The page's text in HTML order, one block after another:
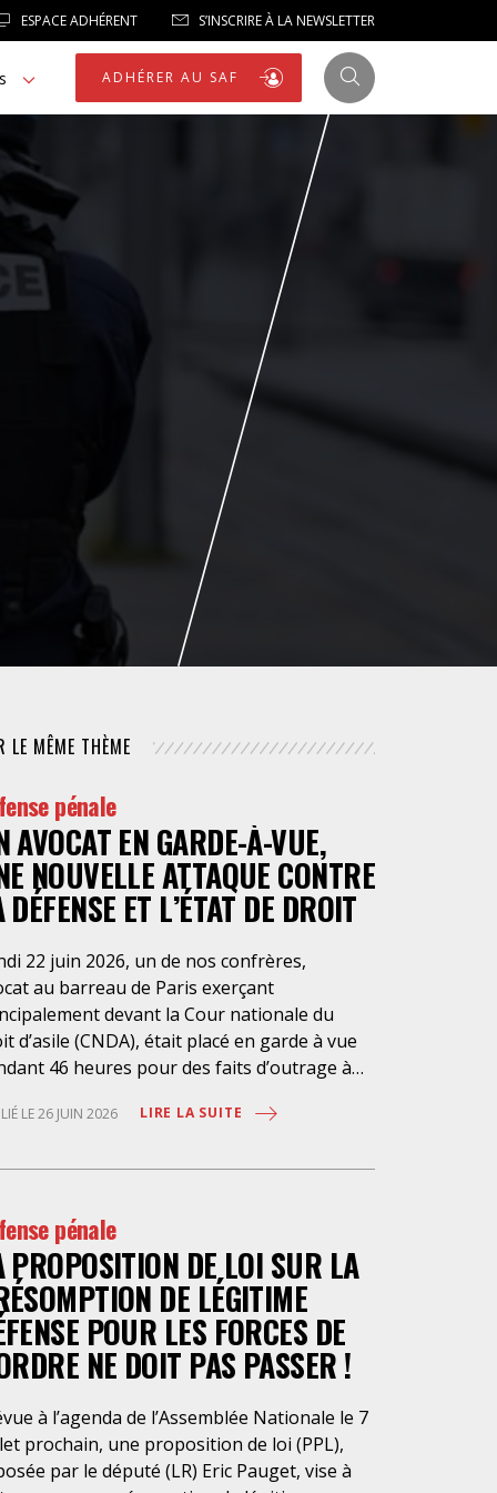
ESPACE ADHÉRENT S’INSCRIRE À LA NEWSLETTER
ADHÉRER AU SAF
JUSTICE
LIBERTÉS PUBLIQUES
NOTRE HOMMAGE
POLICE / MAINTIEN DE L'ORDRE
PROCÉDURE CIVILE
LE MÊME THÈME
pénale
AVOCAT EN GARDE-À-VUE,
NOUVELLE ATTAQUE CONTRE
DÉFENSE ET L’ÉTAT DE DROIT
22 juin 2026, un de nos confrères,
au barreau de Paris exerçant
devant la Cour nationale du
d’asile (CNDA), était placé en garde à vue
46 heures pour des faits d’outrage à
de Bobigny, qui lui reproche des
2022 et 2026. Nombres d’avocat.es
le fonctionnement de la CNDA, qui ne
plus les justiciables. Notre Confrère
pas avoir recours à une défense de
dans la conduite de ses défenses.
soulever les irrégularités de
s’insurger contre le défaut
de la défense ! Si l’outrage à magistrat
une infraction, ce délit ne suffit pas à
le placement en garde à vue, mesure de
LE 26 JUIN 2026 LIRE LA SUITE
pénale
PROPOSITION DE LOI SUR LA
DE LÉGITIME
POUR LES FORCES DE
NE DOIT PAS PASSER !
à l’agenda de l’Assemblée Nationale le 7
prochain, une proposition de loi (PPL),
par le député (LR) Eric Pauget, vise à